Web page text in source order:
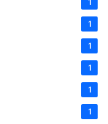
1
1
1
1
1